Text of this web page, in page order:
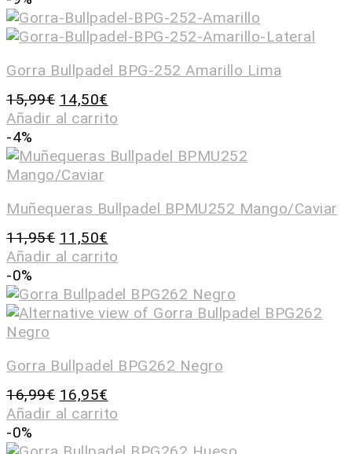
Gorra Bullpadel BPG-252 Amarillo Lima
15,99€ 14,50€
Añadir al carrito
-4%
Muñequeras Bullpadel BPMU252 Mango/Caviar
11,95€ 11,50€
Añadir al carrito
-0%
Gorra Bullpadel BPG262 Negro
16,99€ 16,95€
Añadir al carrito
-0%